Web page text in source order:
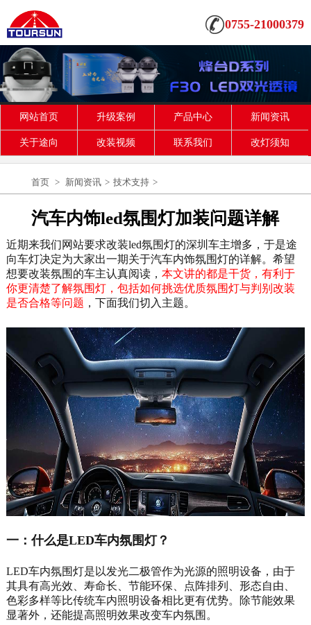
0755-21000379
网站首页 升级案例 产品中心 新闻资讯
关于途向 改装视频 联系我们 改灯须知
首页 > 新闻资讯 > 技术支持 >
汽车内饰led氛围灯加装问题详解
近期来我们网站要求改装led氛围灯的深圳车主增多，于是途
向车灯决定为大家出一期关于汽车内饰氛围灯的详解。希望
想要改装氛围的车主认真阅读， 本文讲的都是干货，有利于
你更清楚了解氛围灯，包括如何挑选优质氛围灯与判别改装
是否合格等问题 ，下面我们切入主题。
一：什么是LED车内氛围灯？
LED车内氛围灯是以发光二极管作为光源的照明设备，由于
其具有高光效、寿命长、节能环保、点阵排列、形态自由、
色彩多样等比传统车内照明设备相比更有优势。除节能效果
显著外，还能提高照明效果改变车内氛围。